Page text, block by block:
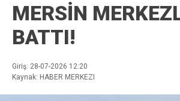
MERSİN
BATTI!
Giriş: 28-07-2026 12:20
Kaynak: HABER MERKEZI